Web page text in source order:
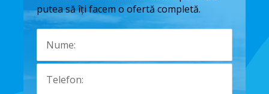
putea să îți facem o ofertă completă.